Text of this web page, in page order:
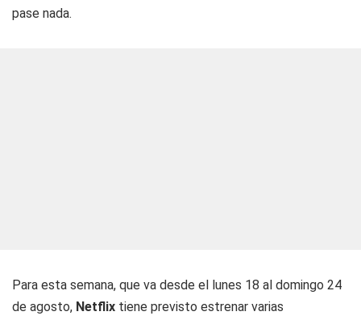
pase nada.
Para esta semana, que va desde el lunes 18 al domingo 24
de agosto, Netflix tiene previsto estrenar varias